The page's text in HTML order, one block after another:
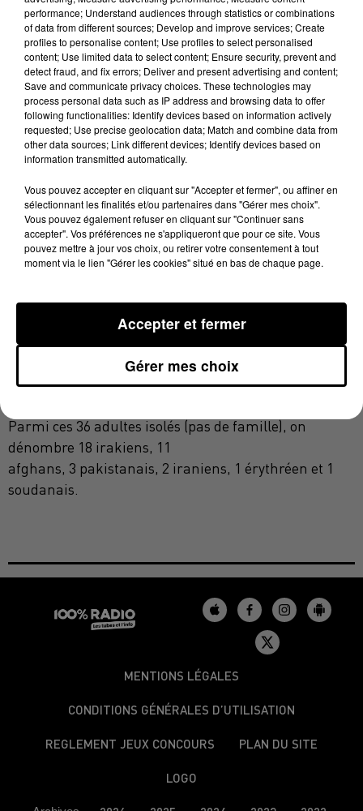
Un bus supplémentaire a quitté Calais ce matin à
destination de l’Hérault avec 51 personnes. Au total,
256 migrants sont arrivés ou sont en train d’arriver
en Occitanie, en 7 bus.
Dans le Tarn, 28 migrants sont arrivés ce matin à
Lacaune, au centre de vacances Papiau (notre photo).
Il y a 27 soudanais et un érythréen.
Que va-t-il se passer à présent? la réponse de Jean-
Michel FEDON, il coordonne l'accueil des migrants
dans le Tarn:
Dans le Tarn-et-Garonne, des réfugiés ont été
Dans l'Aude, les 36 personnes sont hébergées à
Parmi ces 36 adultes isolés (pas de famille), on
dénombre 18 irakiens, 11
afghans, 3 pakistanais, 2 iraniens, 1 érythréen et 1
soudanais.
MENTIONS LÉGALES
CONDITIONS GÉNÉRALES D’UTILISATION
REGLEMENT JEUX CONCOURS PLAN DU SITE
LOGO
performance; Understand audiences through statistics or combinations
of data from different sources; Develop and improve services; Create
profiles to personalise content; Use profiles to select personalised
content; Use limited data to select content; Ensure security, prevent and
detect fraud, and fix errors; Deliver and present advertising and content;
Save and communicate privacy choices. These technologies may
process personal data such as IP address and browsing data to offer
following functionalities: Identify devices based on information actively
requested; Use precise geolocation data; Match and combine data from
other data sources; Link different devices; Identify devices based on
information transmitted automatically.
Vous pouvez accepter en cliquant sur "Accepter et fermer", ou affiner en
sélectionnant les finalités et/ou partenaires dans "Gérer mes choix".
Vous pouvez également refuser en cliquant sur "Continuer sans
accepter". Vos préférences ne s'appliqueront que pour ce site. Vous
pouvez mettre à jour vos choix, ou retirer votre consentement à tout
moment via le lien "Gérer les cookies" situé en bas de chaque page.
Gérer mes choix
Accepter et fermer